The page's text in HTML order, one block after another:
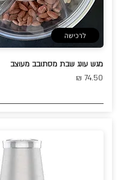
לרכישה
מגש עונג שבת מסתובב מעוצב
74.50 ₪